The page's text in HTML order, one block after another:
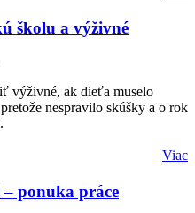
školu a výživné
výživné, ak dieťa muselo
nespravilo skúšky a o rok
Viac
ponuka práce